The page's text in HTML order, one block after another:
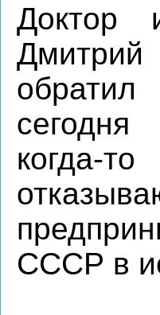
Доктор
сегодня
когда-
СССР в